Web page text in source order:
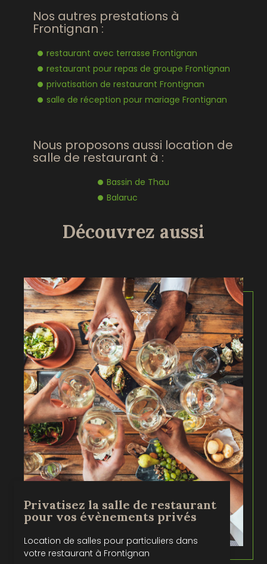
Nos autres prestations à
Frontignan :
restaurant avec terrasse Frontignan
restaurant pour repas de groupe Frontignan
privatisation de restaurant Frontignan
salle de réception pour mariage Frontignan
Nous proposons aussi location de
salle de restaurant à :
Bassin de Thau
Balaruc
Découvrez aussi
Privatisez la salle de restaurant
pour vos évènements privés
Location de salles pour particuliers dans
votre restaurant à Frontignan